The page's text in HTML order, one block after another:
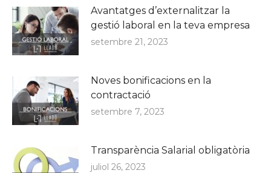
Avantatges d’externalitzar la
gestió laboral en la teva empresa
setembre 21, 2023
Noves bonificacions en la
contractació
setembre 7, 2023
Transparència Salarial obligatòria
juliol 26, 2023